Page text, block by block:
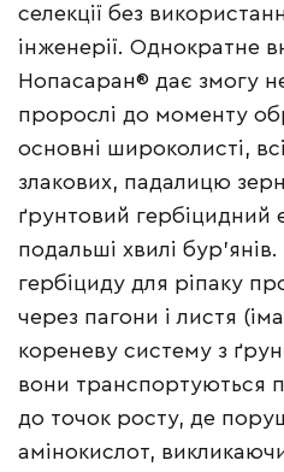
селекції без
інженерії. Однократне
Нопасаран® дає змогу
пророслі до моменту
основні широколисті,
злакових, падалицю
ґрунтовий гербіцидний
подальші хвилі
гербіциду для ріпаку
через пагони і листя
кореневу систему з
вони транспортуються
до точок росту, де
амінокислот,